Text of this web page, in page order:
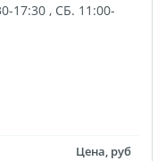
17:30 , СБ. 11:00-
Цена, руб